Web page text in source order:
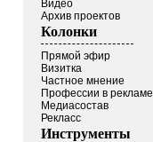
Видео
Архив проектов
Колонки
Прямой эфир
Визитка
Частное мнение
Профессии в рекламе
Медиасостав
Рекласс
Инструменты